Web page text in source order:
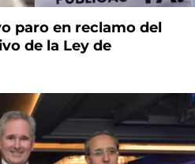
paro en reclamo del
de la Ley de